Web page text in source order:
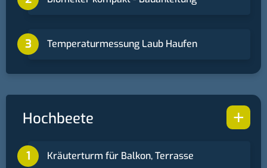
Temperaturmessung Laub Haufen
+
Hochbeete
Kräuterturm für Balkon, Terrasse